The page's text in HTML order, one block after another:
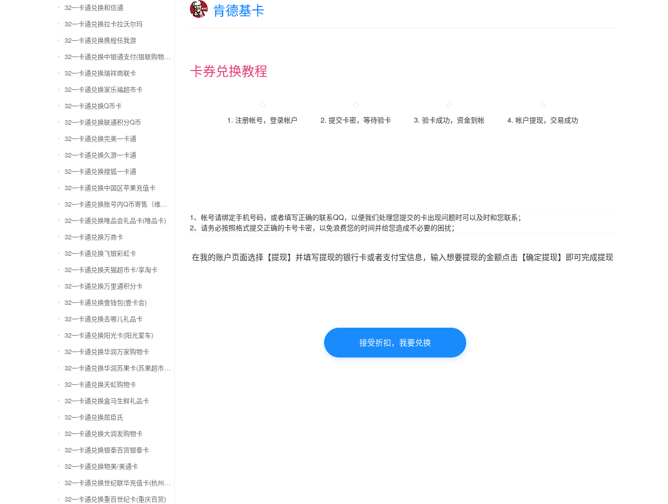
32一卡通兑换和信通
32一卡通兑换拉卡拉沃尔玛
32一卡通兑换携程任我游
32一卡通兑换中银通支付(银联购物卡)
32一卡通兑换瑞祥商联卡
32一卡通兑换家乐福超市卡
32一卡通兑换Q币卡
32一卡通兑换联通积分Q币
32一卡通兑换完美一卡通
32一卡通兑换久游一卡通
32一卡通兑换搜狐一卡通
32一卡通兑换中国区苹果充值卡
32一卡通兑换账号内Q币寄售（维护中）
32一卡通兑换唯品会礼品卡(唯品卡)
32一卡通兑换万商卡
32一卡通兑换飞银彩虹卡
32一卡通兑换天猫超市卡/享淘卡
32一卡通兑换万里通积分卡
32一卡通兑换壹钱包(壹卡会)
32一卡通兑换去哪儿礼品卡
32一卡通兑换阳光卡(阳光爱车)
32一卡通兑换华润万家购物卡
32一卡通兑换华润苏果卡(苏果超市卡)（维护 请暂停提交）
32一卡通兑换天虹购物卡
32一卡通兑换盒马生鲜礼品卡
32一卡通兑换屈臣氏
32一卡通兑换大润发购物卡
32一卡通兑换银泰百货银泰卡
32一卡通兑换物美/美通卡
32一卡通兑换世纪联华充值卡(杭州联华)
32一卡通兑换重百世纪卡(重庆百货)
肯德基卡
卡券兑换教程
1. 注册帐号，登录帐户 2. 提交卡密，等待验卡 3. 验卡成功，资金到帐 4. 帐户提现，交易成功
1、帐号请绑定手机号码，或者填写正确的联系QQ，以便我们处理您提交的卡出现问题时可以及时和您联系；
2、请务必按照格式提交正确的卡号卡密，以免浪费您的时间并给您造成不必要的困扰；
在我的账户页面选择【提现】并填写提现的银行卡或者支付宝信息，输入想要提现的金额点击【确定提现】即可完成提现
接受折扣，我要兑换